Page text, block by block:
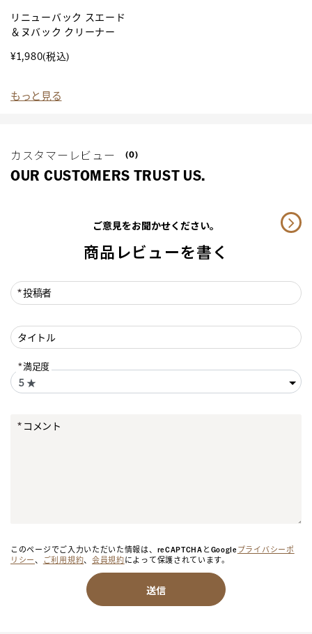
リニューバック スエード
＆ヌバック クリーナー
¥1,980(税込)
もっと見る
カスタマーレビュー (0)
OUR CUSTOMERS TRUST US.
ご意見をお聞かせください。
商品レビューを書く
投稿者
タイトル
満足度
コメント
このページでご入力いただいた情報は、reCAPTCHAとGoogleプライバシーポ
リシー、 ご利用規約、 会員規約によって保護されています。
送信